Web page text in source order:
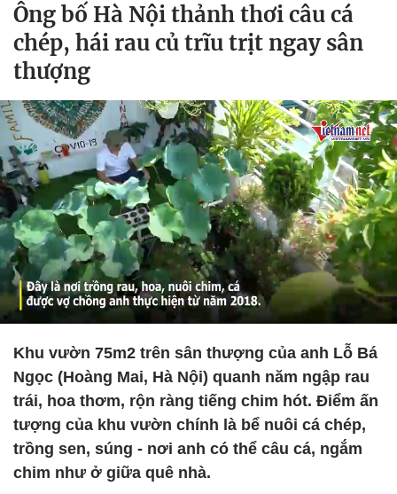
Ông bố Hà Nội thảnh thơi câu cá
chép, hái rau củ trĩu trịt ngay sân
thượng
Khu vườn 75m2 trên sân thượng của anh Lỗ Bá
Ngọc (Hoàng Mai, Hà Nội) quanh năm ngập rau
trái, hoa thơm, rộn ràng tiếng chim hót. Điểm ấn
tượng của khu vườn chính là bể nuôi cá chép,
trồng sen, súng - nơi anh có thể câu cá, ngắm
chim như ở giữa quê nhà.